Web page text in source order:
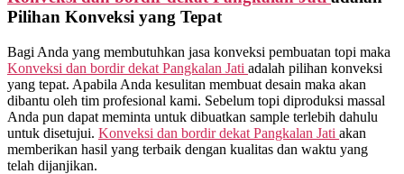
Pilihan Konveksi yang Tepat
Bagi Anda yang membutuhkan jasa konveksi pembuatan topi maka
Konveksi dan bordir dekat Pangkalan Jati adalah pilihan konveksi
yang tepat. Apabila Anda kesulitan membuat desain maka akan
dibantu oleh tim profesional kami. Sebelum topi diproduksi massal
Anda pun dapat meminta untuk dibuatkan sample terlebih dahulu
untuk disetujui. Konveksi dan bordir dekat Pangkalan Jati akan
memberikan hasil yang terbaik dengan kualitas dan waktu yang
telah dijanjikan.